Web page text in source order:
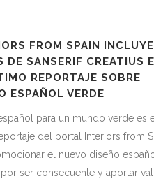
FROM SPAIN
DE SANSERIF CREATIUS
REPORTAJE SOBRE
ESPAÑOL VERDE
para un mundo verde es
del portal Interiors from
el nuevo diseño
ser consecuente y aportar